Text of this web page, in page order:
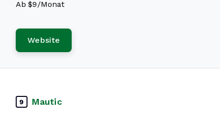
Ab $9/Monat
Website
9 Mautic